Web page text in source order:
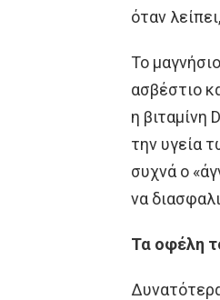
όταν
Το
ασβέστιο
η βιταμίνη
την υγεία
συχνά ο
να
Τα οφέλη